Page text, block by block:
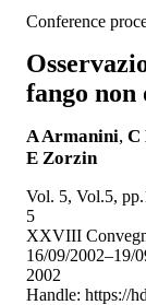
Conference
fango non
A Armanini, C
E Zorzin
Vol. 5, Vol.5,
5
XXVIII
16/09/2002–19/
2002
Handle: https://